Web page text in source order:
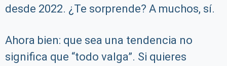
desde 2022. ¿Te sorprende? A muchos, sí.
Ahora bien: que sea una tendencia no
significa que “todo valga”. Si quieres